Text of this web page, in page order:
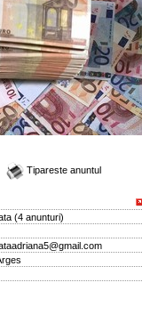
Tipareste anuntul
(4 anunturi)